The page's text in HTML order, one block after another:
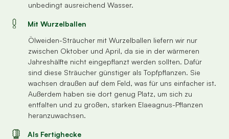
unbedingt ausreichend Wasser.
Mit Wurzelballen
Ölweiden-Sträucher mit Wurzelballen liefern wir nur
zwischen Oktober und April, da sie in der wärmeren
Jahreshälfte nicht eingepflanzt werden sollten. Dafür
sind diese Sträucher günstiger als Topfpflanzen. Sie
wachsen draußen auf dem Feld, was für uns einfacher ist.
Außerdem haben sie dort genug Platz, um sich zu
entfalten und zu großen, starken Elaeagnus-Pflanzen
heranzuwachsen.
Als Fertighecke